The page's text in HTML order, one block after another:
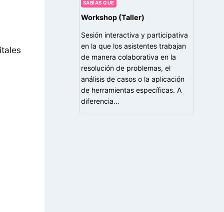
SABÍAS QUE
Workshop (Taller)
Sesión interactiva y participativa
en la que los asistentes trabajan
de manera colaborativa en la
resolución de problemas, el
análisis de casos o la aplicación
de herramientas específicas. A
diferencia…